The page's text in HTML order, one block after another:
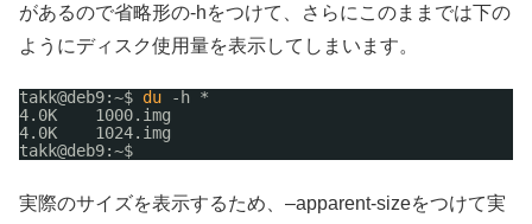
があるので省略形の-hをつけて、さらにこのままでは下の
ようにディスク使用量を表示してしまいます。
takk@deb9:~$ du
-h *
4.0K    1000.img
4.0K    1024.img
takk@deb9:~$
実際のサイズを表示するため、–apparent-sizeをつけて実